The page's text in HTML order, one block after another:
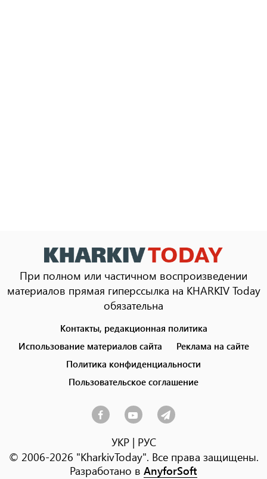
При полном или частичном воспроизведении
материалов прямая гиперссылка на KHARKIV Today
обязательна
menu
Контакты, редакционная политика
Использование материалов сайта
Реклама на сайте
Политика конфиденциальности
Пользовательское соглашение
УКР| РУС
© 2006-2026 "KharkivToday". Все права защищены.
Разработано в AnyforSoft